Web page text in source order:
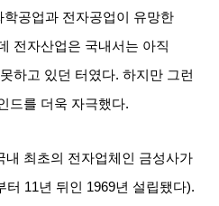
학공업과 전자공업이 유망한
전자산업은 국내서는 아직
하고 있던 터였다.하지만 그런
드를 더욱 자극했다.
내 최초의 전자업체인 금성사가
터 11년 뒤인 1969년 설립됐다).